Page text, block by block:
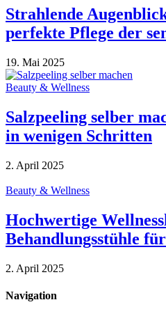
Strahlende
perfekte Pflege der
19. Mai 2025
Beauty & Wellness
Salzpeeling selber
in wenigen Schritten
2. April 2025
Beauty & Wellness
Hochwertige
Behandlungsstühle
2. April 2025
Navigation